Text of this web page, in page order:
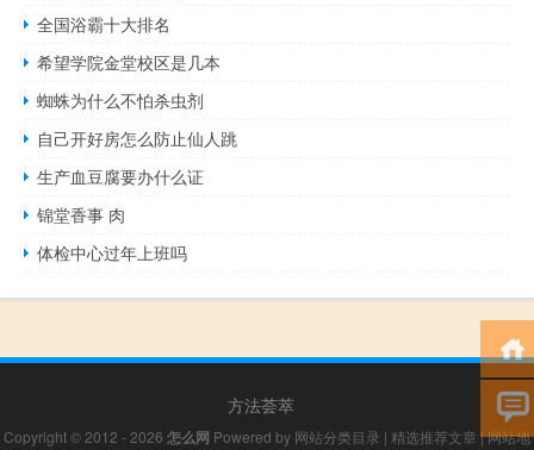
全国浴霸十大排名
希望学院金堂校区是几本
蜘蛛为什么不怕杀虫剂
自己开好房怎么防止仙人跳
生产血豆腐要办什么证
锦堂香事 肉
体检中心过年上班吗
方法荟萃
Copyright © 2012 - 2026 怎么网 Powered by 网站分类目录 | 精选推荐文章 |网站地